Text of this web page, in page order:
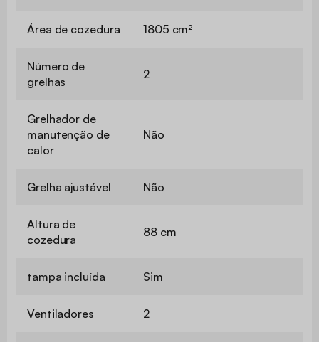
Área de cozedura 1805 cm²
Número de
grelhas
2
Grelhador de
manutenção de
calor
Não
Grelha ajustável Não
Altura de
cozedura
88 cm
tampa incluída Sim
Ventiladores 2